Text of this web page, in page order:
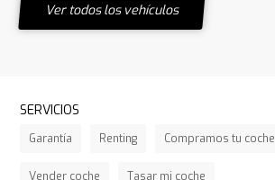
Ver todos los vehículos
SERVICIOS
Garantía Renting Compramos tu coche
Vender coche Tasar mi coche